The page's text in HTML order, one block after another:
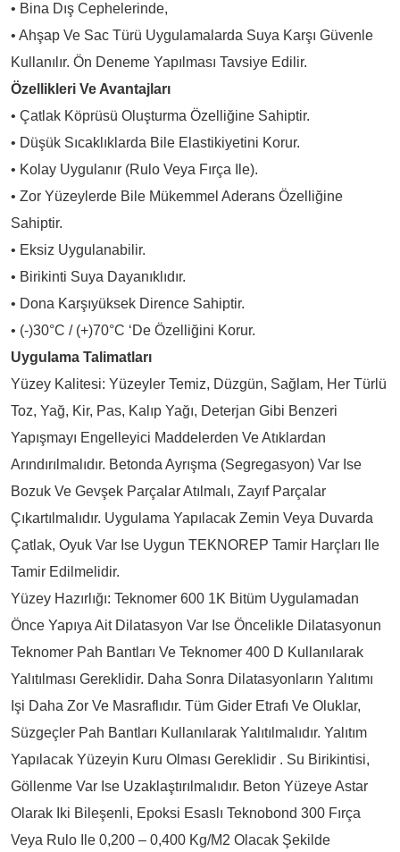
• Bina Dış Cephelerinde,
• Ahşap Ve Sac Türü Uygulamalarda Suya Karşı Güvenle
Kullanılır. Ön Deneme Yapılması Tavsiye Edilir.
Özellikleri Ve Avantajları
• Çatlak Köprüsü Oluşturma Özelliğine Sahiptir.
• Düşük Sıcaklıklarda Bile Elastikiyetini Korur.
• Kolay Uygulanır (rulo Veya Fırça Ile).
• Zor Yüzeylerde Bile Mükemmel Aderans Özelliğine
Sahiptir.
• Eksiz Uygulanabilir.
• Birikinti Suya Dayanıklıdır.
• Dona Karşıyüksek Dirence Sahiptir.
• (-)30°C / (+)70°C ‘de Özelliğini Korur.
Uygulama Talimatları
Yüzey Kalitesi: Yüzeyler Temiz, Düzgün, Sağlam, Her Türlü
Toz, Yağ, Kir, Pas, Kalıp Yağı, Deterjan Gibi Benzeri
Yapışmayı Engelleyici Maddelerden Ve Atıklardan
Arındırılmalıdır. Betonda Ayrışma (segregasyon) Var Ise
Bozuk Ve Gevşek Parçalar Atılmalı, Zayıf Parçalar
Çıkartılmalıdır. Uygulama Yapılacak Zemin Veya Duvarda
Çatlak, Oyuk Var Ise Uygun TEKNOREP Tamir Harçları Ile
Tamir Edilmelidir.
Yüzey Hazırlığı: Teknomer 600 1K Bitüm Uygulamadan
Önce Yapıya Ait Dilatasyon Var Ise Öncelikle Dilatasyonun
Teknomer Pah Bantları Ve Teknomer 400 D Kullanılarak
Yalıtılması Gereklidir. Daha Sonra Dilatasyonların Yalıtımı
Işi Daha Zor Ve Masraflıdır. Tüm Gider Etrafı Ve Oluklar,
Süzgeçler Pah Bantları Kullanılarak Yalıtılmalıdır. Yalıtım
Yapılacak Yüzeyin Kuru Olması Gereklidir . Su Birikintisi,
Göllenme Var Ise Uzaklaştırılmalıdır. Beton Yüzeye Astar
Olarak Iki Bileşenli, Epoksi Esaslı Teknobond 300 Fırça
Veya Rulo Ile 0,200 – 0,400 Kg/m2 Olacak Şekilde